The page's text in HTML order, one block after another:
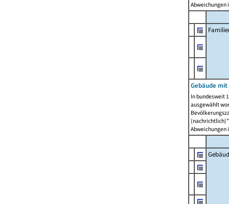
Abweichungen
Gebäude
In bundesweit
ausgewählt
Abweichungen